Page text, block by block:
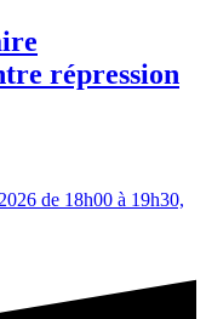
répression
de 18h00 à 19h30,